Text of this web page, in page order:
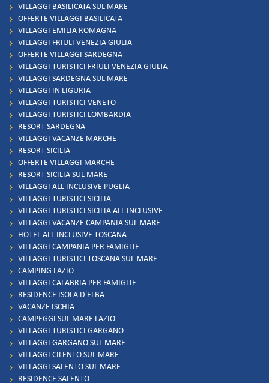
VILLAGGI BASILICATA SUL MARE
OFFERTE VILLAGGI BASILICATA
VILLAGGI EMILIA ROMAGNA
VILLAGGI FRIULI VENEZIA GIULIA
OFFERTE VILLAGGI SARDEGNA
VILLAGGI TURISTICI FRIULI VENEZIA GIULIA
VILLAGGI SARDEGNA SUL MARE
VILLAGGI IN LIGURIA
VILLAGGI TURISTICI VENETO
VILLAGGI TURISTICI LOMBARDIA
RESORT SARDEGNA
VILLAGGI VACANZE MARCHE
RESORT SICILIA
OFFERTE VILLAGGI MARCHE
RESORT SICILIA SUL MARE
VILLAGGI ALL INCLUSIVE PUGLIA
VILLAGGI TURISTICI SICILIA
VILLAGGI TURISTICI SICILIA ALL INCLUSIVE
VILLAGGI VACANZE CAMPANIA SUL MARE
HOTEL ALL INCLUSIVE TOSCANA
VILLAGGI CAMPANIA PER FAMIGLIE
VILLAGGI TURISTICI TOSCANA SUL MARE
CAMPING LAZIO
VILLAGGI CALABRIA PER FAMIGLIE
RESIDENCE ISOLA D'ELBA
VACANZE ISCHIA
CAMPEGGI SUL MARE LAZIO
VILLAGGI TURISTICI GARGANO
VILLAGGI GARGANO SUL MARE
VILLAGGI CILENTO SUL MARE
VILLAGGI SALENTO SUL MARE
RESIDENCE SALENTO